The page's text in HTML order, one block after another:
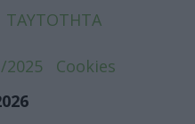
ΤΑΥΤΟΤΗΤΑ
2025
Cookies